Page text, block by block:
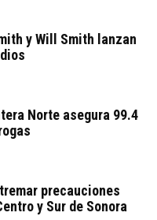
y Will Smith lanzan
Norte asegura 99.4
precauciones
y Sur de Sonora